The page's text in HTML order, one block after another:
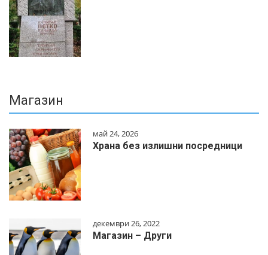
Магазин
май 24, 2026
Храна без излишни посредници
декември 26, 2022
Магазин – Други